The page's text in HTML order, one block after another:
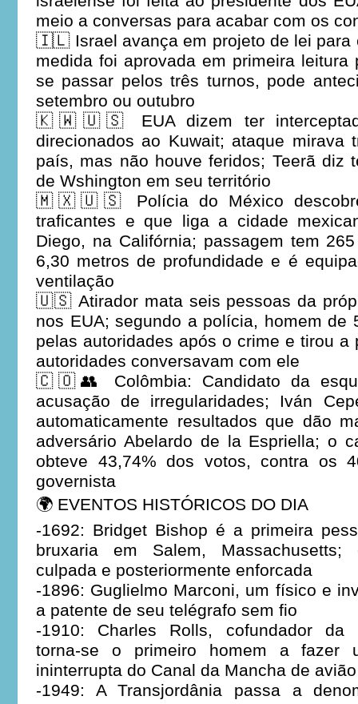
meio a conversas para acabar com os
🇮🇱 Israel avança em projeto de lei para
medida foi aprovada em primeira
se passar pelos três turnos, pode
setembro ou outubro
🇰🇼🇺🇸 EUA dizem ter
direcionados ao Kuwait; ataque mirava
país, mas não houve feridos; Teerã diz
de Wshington em seu território
🇲🇽🇺🇸 Polícia do México descobre
traficantes e que liga a cidade
Diego, na Califórnia; passagem tem
6,30 metros de profundidade e é
ventilação
🇺🇸 Atirador mata seis pessoas da
nos EUA; segundo a polícia, homem de
pelas autoridades após o crime e tirou a
autoridades conversavam com ele
🇨🇴👥 Colômbia: Candidato da
acusação de irregularidades; Iván
automaticamente resultados que dão
adversário Abelardo de la Espriella; o
obteve 43,74% dos votos, contra os
governista
🌍 EVENTOS HISTÓRICOS DO DIA
-1692: Bridget Bishop é a primeira
bruxaria em Salem,
culpada e posteriormente enforcada
-1896: Guglielmo Marconi, um físico e
a patente de seu telégrafo sem fio
-1910: Charles Rolls, cofundador da
torna-se o primeiro homem a fazer
ininterrupta do Canal da Mancha de avião
-1949: A Transjordânia passa a